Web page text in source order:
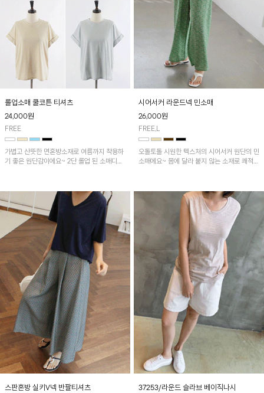
롤업소매 쿨코튼 티셔츠
24,000원
FREE
가볍고 산뜻한 면혼방소재로 여름까지 착용하
기 좋은 원단감이에요~ 2단 롤업 된 소매디테
시어서커 라운드넥 민소매
26,000원
FREE,L
오돌토돌 시원한 텍스처의 시어서커 원단의 민
소매에요~ 몸에 달라 붙지 않는 소재로 쾌적하
스판혼방 실키V넥 반팔티셔츠 37253/라운드 슬라브 베이직나시